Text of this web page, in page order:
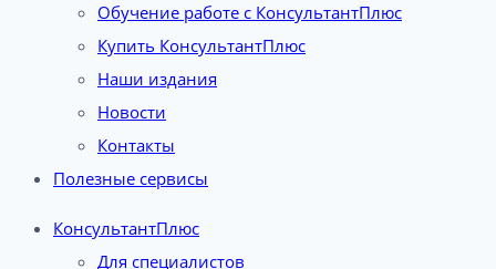
Обучение работе с КонсультантПлюс
Купить КонсультантПлюс
Наши издания
Новости
Контакты
Полезные сервисы
КонсультантПлюс
Для специалистов